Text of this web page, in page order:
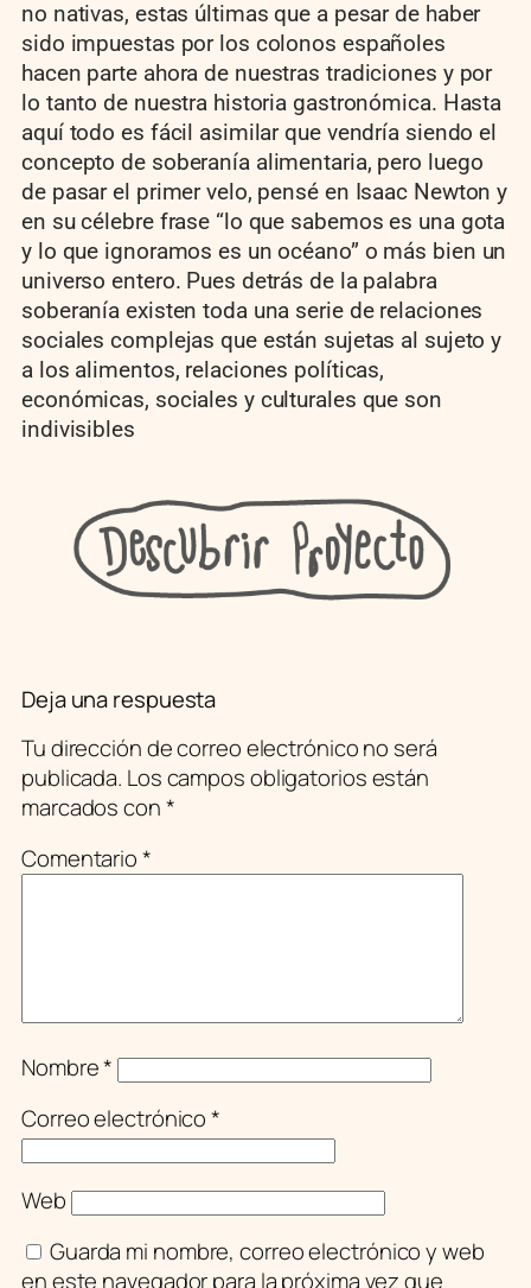
no nativas, estas últimas que a pesar de haber
sido impuestas por los colonos españoles
hacen parte ahora de nuestras tradiciones y por
lo tanto de nuestra historia gastronómica. Hasta
aquí todo es fácil asimilar que vendría siendo el
concepto de soberanía alimentaria, pero luego
de pasar el primer velo, pensé en Isaac Newton y
en su célebre frase “lo que sabemos es una gota
y lo que ignoramos es un océano” o más bien un
universo entero. Pues detrás de la palabra
soberanía existen toda una serie de relaciones
sociales complejas que están sujetas al sujeto y
a los alimentos, relaciones políticas,
económicas, sociales y culturales que son
indivisibles
Deja una respuesta
Tu dirección de correo electrónico no será
publicada. Los campos obligatorios están
marcados con*
Comentario*
Nombre*
Correo electrónico*
Web
Guarda mi nombre, correo electrónico y web
en este navegador para la próxima vez que